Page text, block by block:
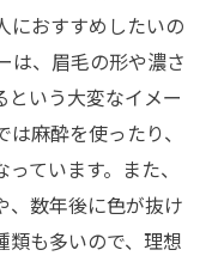
におすすめしたいの
は、眉毛の形や濃さ
という大変なイメー
麻酔を使ったり、
ています。また、
、数年後に色が抜け
類も多いので、理想